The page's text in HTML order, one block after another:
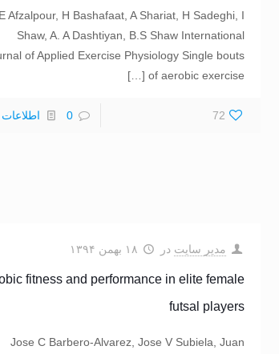
Afzalpour, H Bashafaat, A Shariat, H Sadeghi, I
Shaw, A. A Dashtiyan, B.S Shaw International
of Applied Exercise Physiology Single bouts
of aerobic exercise
[…]
72
0 اطلاعات
مدیر سایت در ۱۸ بهمن ۱۳۹۴
fitness and performance in elite female
futsal players
Jose C Barbero-Alvarez, Jose V Subiela, Juan